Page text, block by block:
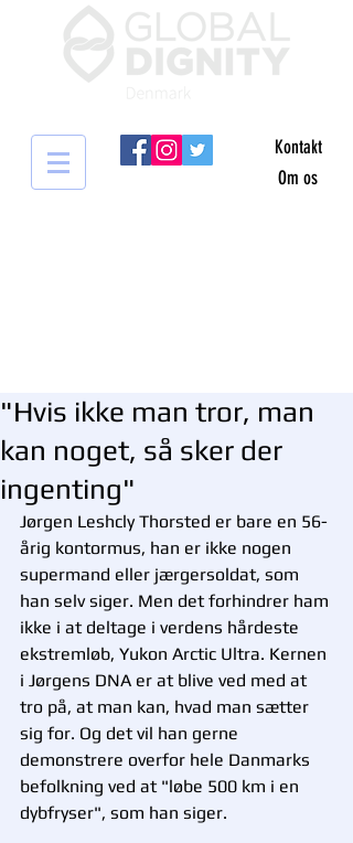
Kontakt
Om os
"Hvis ikke man tror, man
kan noget, så sker der
ingenting"
Jørgen Leshcly Thorsted er bare en 56-
årig kontormus, han er ikke nogen
supermand eller jærgersoldat, som
han selv siger. Men det forhindrer ham
ikke i at deltage i verdens hårdeste
ekstremløb, Yukon Arctic Ultra. Kernen
i Jørgens DNA er at blive ved med at
tro på, at man kan, hvad man sætter
sig for. Og det vil han gerne
demonstrere overfor hele Danmarks
befolkning ved at "løbe 500 km i en
dybfryser", som han siger.